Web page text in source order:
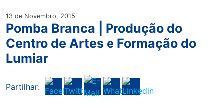
13 de Novembro, 2015
Pomba Branca | Produção do
Centro de Artes e Formação do
Lumiar
Partilhar: